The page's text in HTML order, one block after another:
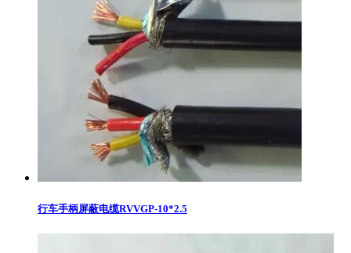
行车手柄屏蔽电缆RVVGP-10*2.5